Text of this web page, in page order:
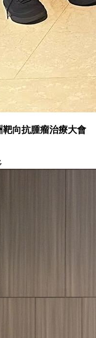
向抗腫瘤治療大會